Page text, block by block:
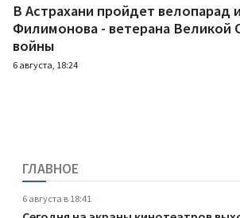
В Астрахани пройдет велопарад
Филимонова - ветерана Великой
войны
6 августа, 18:24
ГЛАВНОЕ
6 августа в 18:41